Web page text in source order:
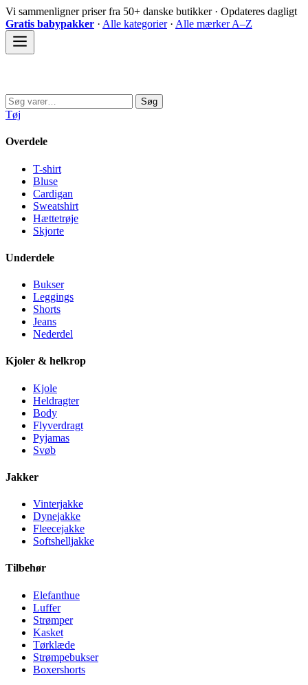
Spring
til
indhold
Vi sammenligner priser fra 50+ danske butikker · Opdateres dagligt
Gratis babypakker · Alle kategorier· Alle mærker A–Z
Søg
efter:
Søg
Tøj
Overdele
T-shirt
Bluse
Cardigan
Sweatshirt
Hættetrøje
Skjorte
Underdele
Bukser
Leggings
Shorts
Jeans
Nederdel
Kjoler & helkrop
Kjole
Heldragter
Body
Flyverdragt
Pyjamas
Svøb
Jakker
Vinterjakke
Dynejakke
Fleecejakke
Softshelljakke
Tilbehør
Elefanthue
Luffer
Strømper
Kasket
Tørklæde
Strømpebukser
Boxershorts